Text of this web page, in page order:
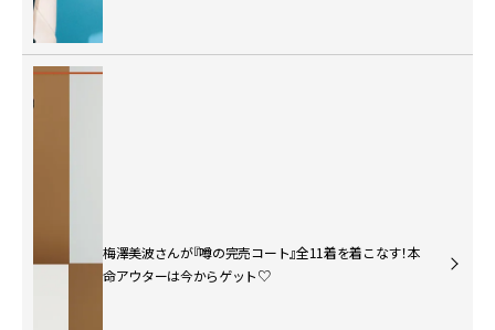
梅澤美波さんが『噂の完売コート』全11着を着こなす！本
命アウターは今からゲット♡